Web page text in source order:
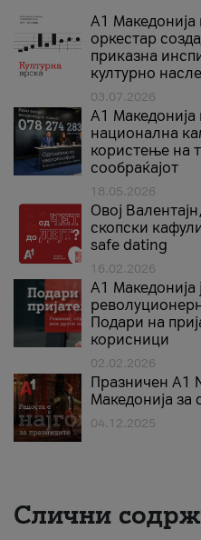
А1
оркестар
приказна
културно
03.07.2026
A1
национална
користење на
сообраќајот
18.05.2026
Овој
скопски
safe dating
16.02.2026
А1 Македонија
Подари на
корисници
02.02.2026
Празничен A1
Македонија за
04.12.2025
Слични